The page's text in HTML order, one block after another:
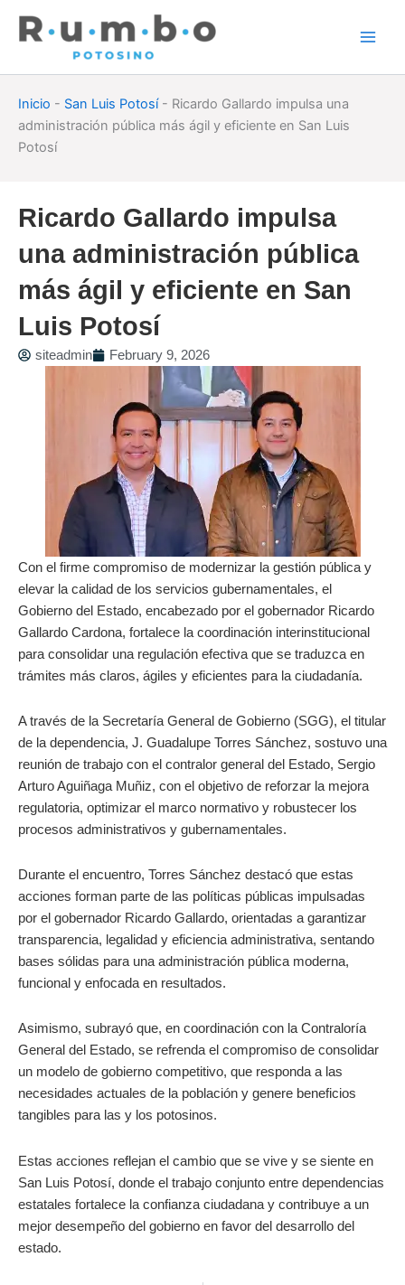
Inicio - San Luis Potosí- Ricardo Gallardo impulsa una
administración pública más ágil y eficiente en San Luis
Potosí
Ricardo Gallardo impulsa
una administración pública
más ágil y eficiente en San
Luis Potosí
siteadmin February 9, 2026
Con el firme compromiso de modernizar la gestión pública y
elevar la calidad de los servicios gubernamentales, el
Gobierno del Estado, encabezado por el gobernador Ricardo
Gallardo Cardona, fortalece la coordinación interinstitucional
para consolidar una regulación efectiva que se traduzca en
trámites más claros, ágiles y eficientes para la ciudadanía.
A través de la Secretaría General de Gobierno (SGG), el titular
de la dependencia, J. Guadalupe Torres Sánchez, sostuvo una
reunión de trabajo con el contralor general del Estado, Sergio
Arturo Aguiñaga Muñiz, con el objetivo de reforzar la mejora
regulatoria, optimizar el marco normativo y robustecer los
procesos administrativos y gubernamentales.
Durante el encuentro, Torres Sánchez destacó que estas
acciones forman parte de las políticas públicas impulsadas
por el gobernador Ricardo Gallardo, orientadas a garantizar
transparencia, legalidad y eficiencia administrativa, sentando
bases sólidas para una administración pública moderna,
funcional y enfocada en resultados.
Asimismo, subrayó que, en coordinación con la Contraloría
General del Estado, se refrenda el compromiso de consolidar
un modelo de gobierno competitivo, que responda a las
necesidades actuales de la población y genere beneficios
tangibles para las y los potosinos.
Estas acciones reflejan el cambio que se vive y se siente en
San Luis Potosí, donde el trabajo conjunto entre dependencias
estatales fortalece la confianza ciudadana y contribuye a un
mejor desempeño del gobierno en favor del desarrollo del
estado.